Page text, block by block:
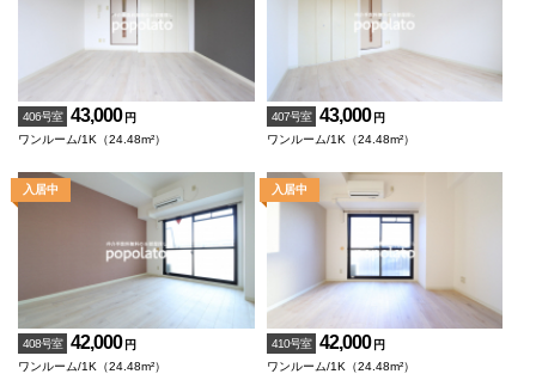
406号室 43,000 円
ワンルーム/1K（24.48m²）
407号室 43,000 円
ワンルーム/1K（24.48m²）
408号室 42,000 円
ワンルーム/1K（24.48m²）
410号室 42,000 円
ワンルーム/1K（24.48m²）